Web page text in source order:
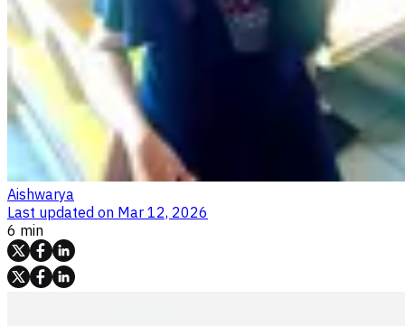
Aishwarya
Last updated on Mar 12, 2026
6 min